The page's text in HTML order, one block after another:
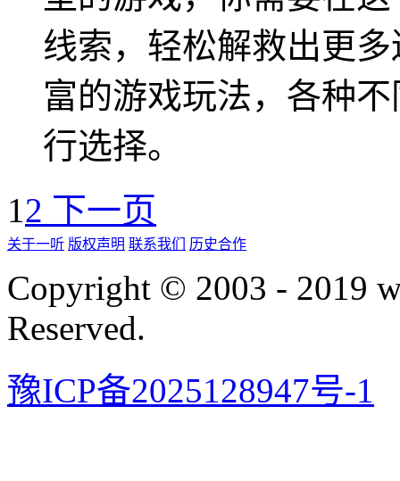
线索，轻松解救出更
富的游戏玩法，各种
行选择。
12 下一页
关于一听 版权声明 联系我们 历史合作
Copyright © 2003 - 2019
Reserved.
豫ICP备2025128947号-1